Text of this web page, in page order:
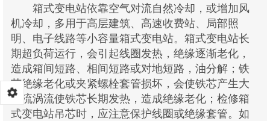
箱式变电站依靠空气对流自然冷却，或增加风
机冷却，多用于高层建筑、高速收费站、局部照
明、电子线路等小容量箱式变电站。箱式变电站长
期超负荷运行，会引起线圈发热，绝缘逐渐老化，
造成箱间短路、相间短路或对地短路，油分解；铁
芯绝缘老化或夹紧螺栓套管损坏，会使铁芯产生大
电流涡流使铁芯长期发热，造成绝缘老化；检修箱
式变电站吊芯时，应注意保护线圈或绝缘套管。如